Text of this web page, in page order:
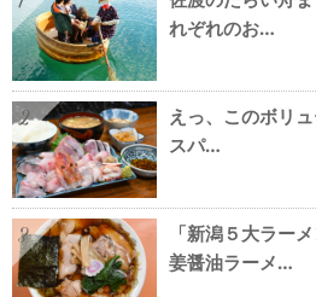
れぞれのお…
2
えっ、このボリ
スパ…
3
「新潟５大ラー
姜醤油ラーメ…